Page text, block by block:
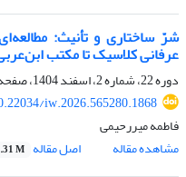
شرّ ساختاری و تأنیث:
عرفانی کلاسیک تا مکتب
دوره 22، شماره 2، اسفند 1404، صفحه
iw.2026.565280.1868
فاطمه میررحیمی
مشاهده مقاله
اصل مقاله M